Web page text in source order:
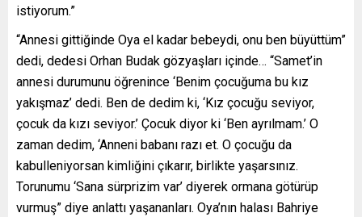
istiyorum.”
“Annesi gittiğinde Oya el kadar bebeydi, onu ben büyüttüm”
dedi, dedesi Orhan Budak gözyaşları içinde… “Samet’in
annesi durumunu öğrenince ‘Benim çocuğuma bu kız
yakışmaz’ dedi. Ben de dedim ki, ‘Kız çocuğu seviyor,
çocuk da kızı seviyor.’ Çocuk diyor ki ‘Ben ayrılmam.’ O
zaman dedim, ‘Anneni babanı razı et. O çocuğu da
kabulleniyorsan kimliğini çıkarır, birlikte yaşarsınız.
Torunumu ‘Sana sürprizim var’ diyerek ormana götürüp
vurmuş” diye anlattı yaşananları. Oya’nın halası Bahriye